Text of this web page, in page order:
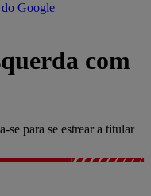
Google
com
se para se estrear a titular